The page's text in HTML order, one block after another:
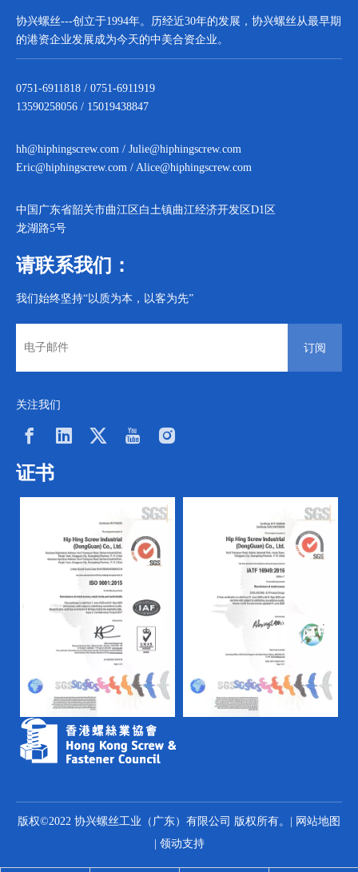
协兴螺丝---创立于1994年。历经近30年的发展，协兴螺丝从最早期
的港资企业发展成为今天的中美合资企业。
0751-6911818 / 0751-6911919
13590258056 / 15019438847
hh@hiphingscrew.com / Julie@hiphingscrew.com
Eric@hiphingscrew.com / Alice@hiphingscrew.com
中国广东省韶关市曲江区白土镇曲江经济开发区D1区
龙湖路5号
请联系我们：
我们始终坚持“以质为本，以客为先”
订阅
关注我们
证书
版权©2022 协兴螺丝工业（广东）有限公司 版权所有。|
网站地图
领动支持